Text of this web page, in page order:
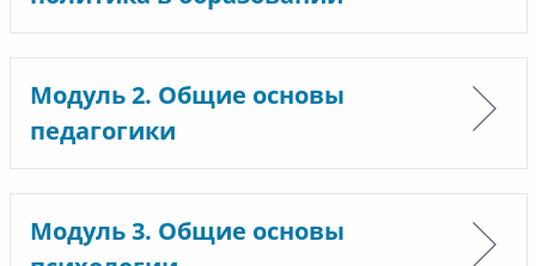
Модуль 2. Общие основы
педагогики
Модуль 3. Общие основы